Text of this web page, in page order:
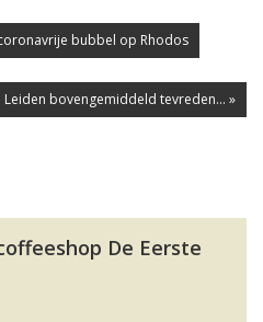
bubbel op Rhodos
bovengemiddeld tevreden... »
De Eerste